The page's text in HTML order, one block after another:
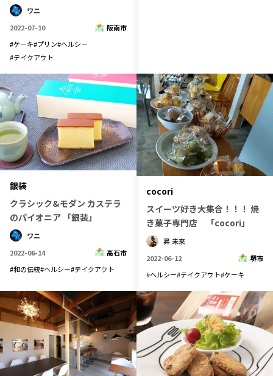
ワニ
2022-07-10
阪南市
#ケーキ#プリン#ヘルシー
#テイクアウト
銀装
クラシック&モダン カステラ
のパイオニア 「銀装」
ワニ
2022-06-14
高石市
#和の伝統#ヘルシー#テイクアウト
cocori
スイーツ好き大集合！！！ 焼
き菓子専門店 「cocori」
昇 未来
2022-06-12
堺市
#ヘルシー#テイクアウト#ケーキ